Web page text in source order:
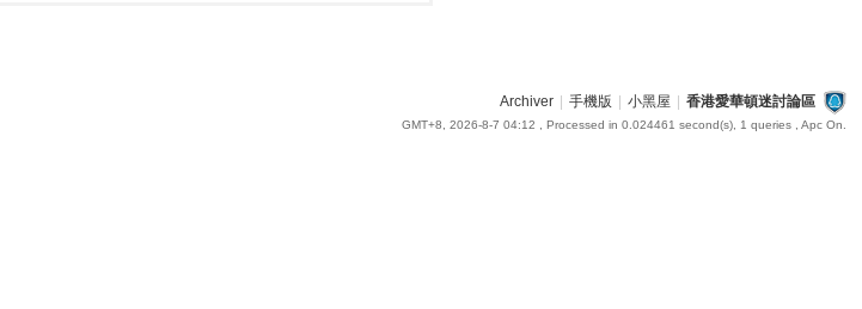
Archiver 手機版 小黑屋 香港愛華頓迷討論區
GMT+8, 2026-8-7 04:12 , Processed in 0.024461 second(s), 1 queries , Apc On.